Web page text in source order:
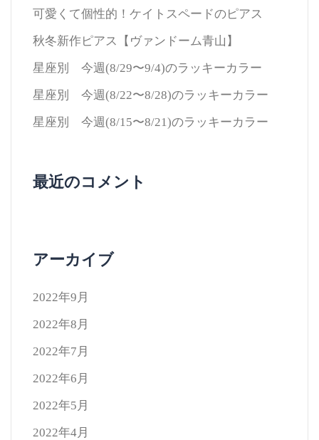
可愛くて個性的！ケイトスペードのピアス
秋冬新作ピアス【ヴァンドーム青山】
星座別 今週(8/29〜9/4)のラッキーカラー
星座別 今週(8/22〜8/28)のラッキーカラー
星座別 今週(8/15〜8/21)のラッキーカラー
最近のコメント
アーカイブ
2022年9月
2022年8月
2022年7月
2022年6月
2022年5月
2022年4月